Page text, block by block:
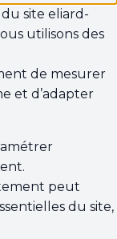
site eliard-
utilisons des
de mesurer
et d’adapter
peut
du site,